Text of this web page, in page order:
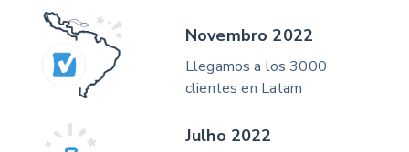
Novembro 2022
Llegamos a los 3000
clientes en Latam
Julho 2022